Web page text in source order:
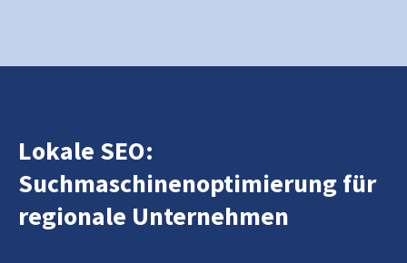
Lokale SEO:
Suchmaschinenoptimierung für
regionale Unternehmen